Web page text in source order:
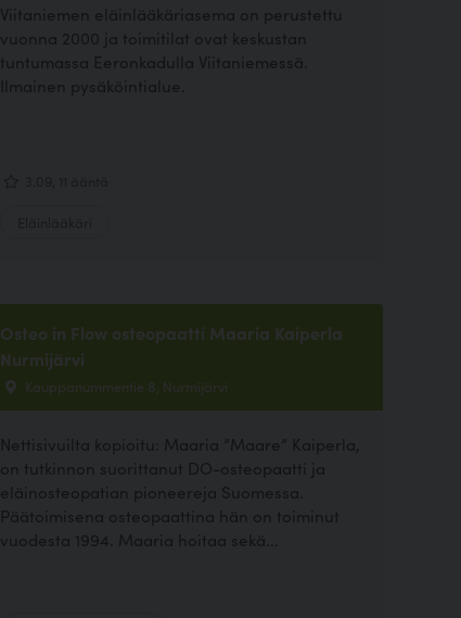
Viitaniemen eläinlääkäriasema on perustettu
vuonna 2000 ja toimitilat ovat keskustan
tuntumassa Eeronkadulla Viitaniemessä.
Ilmainen pysäköintialue.
Osteo in Flow osteopaatti Maaria Kaiperla
Nurmijärvi
Kauppanummentie 8, Nurmijärvi
Nettisivuilta kopioitu: Maaria ”Maare” Kaiperla,
on tutkinnon suorittanut DO-osteopaatti ja
eläinosteopatian pioneereja Suomessa.
Päätoimisena osteopaattina hän on toiminut
vuodesta 1994. Maaria hoitaa sekä...